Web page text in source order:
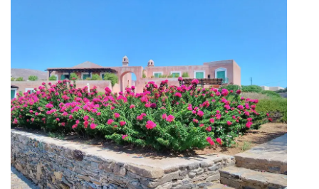
Κήπος Εξοχικής Βίλας στη Σύρο